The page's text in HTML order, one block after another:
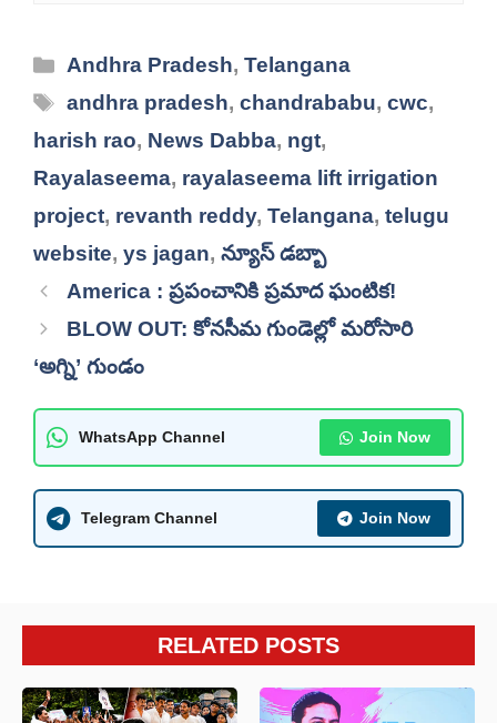
Categories
Andhra Pradesh,Telangana
Tags
andhra pradesh,chandrababu,cwc,
harish rao, News Dabba, ngt,
Rayalaseema, rayalaseema lift irrigation
project, revanth reddy, Telangana, telugu
website, ys jagan, న్యూస్ డబ్బా
America : ప్రపంచానికి ప్రమాద ఘంటిక!
BLOW OUT: కోనసీమ గుండెల్లో మరోసారి
‘అగ్ని’ గుండం
WhatsApp Channel Join Now
Telegram Channel Join Now
RELATED POSTS